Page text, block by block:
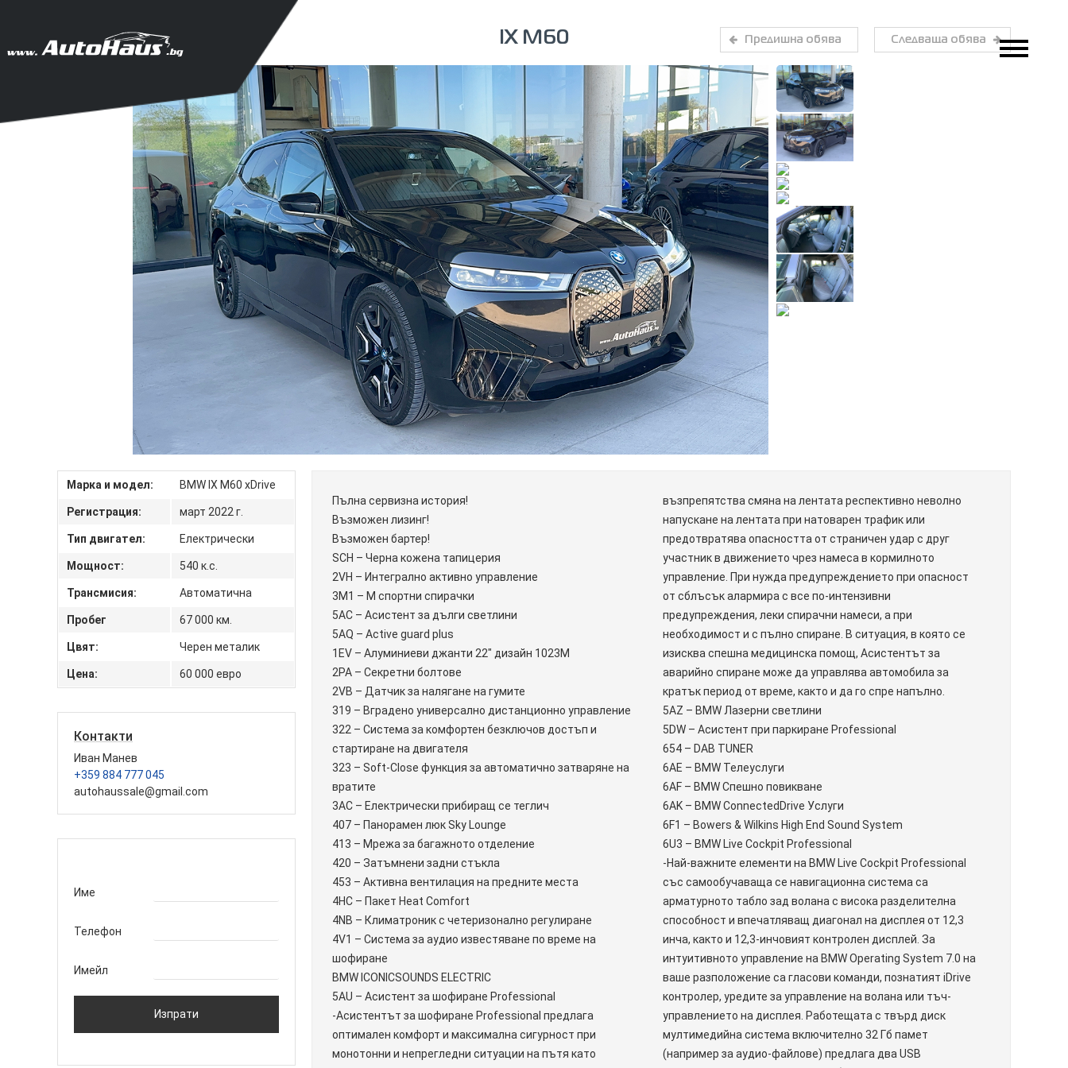
IX M60 Предишна обява Следваща обява
Марка и модел: BMW IX M60 xDrive
Регистрация: март 2022 г.
Тип двигател: Електрически
Мощност: 540 к.с.
Трансмисия: Автоматична
Пробег 67 000 км.
Цвят: Черен металик
Цена: 60 000 евро
Контакти
Иван Манев
+359 884 777 045
autohaussale@gmail.com
Име
Телефон
Имейл
Пълна сервизна история!
Възможен лизинг!
Възможен бартер!
SCH – Черна кожена тапицерия
2VH – Интегрално активно управление
3M1 – М спортни спирачки
5AC – Асистент за дълги светлини
5AQ – Active guard plus
1EV – Алуминиеви джанти 22″ дизайн 1023М
2PA – Секретни болтове
2VB – Датчик за налягане на гумите
319 – Вградено универсално дистанционно управление
322 – Система за комфортен безключов достъп и
стартиране на двигателя
323 – Soft-Close функция за автоматично затваряне на
вратите
3AC – Електрически прибиращ се теглич
407 – Панорамен люк Sky Lounge
413 – Мрежа за багажното отделение
420 – Затъмнени задни стъкла
453 – Активна вентилация на предните места
4HC – Пакет Heat Comfort
4NB – Климатроник с четеризонално регулиране
4V1 – Система за аудио известяване по време на
шофиране
BMW ICONICSOUNDS ELECTRIC
5AU – Асистент за шофиране Professional
-Асистентът за шофиране Professional предлага
оптимален комфорт и максимална сигурност при
монотонни и непрегледни ситуации на пътя като
възпрепятства смяна на лентата респективно неволно
напускане на лентата при натоварен трафик или
предотвратява опасността от страничен удар с друг
участник в движението чрез намеса в кормилното
управление. При нужда предупреждението при опасност
от сблъсък алармира с все по-интензивни
предупреждения, леки спирачни намеси, а при
необходимост и с пълно спиране. В ситуация, в която се
изисква спешна медицинска помощ, Асистентът за
аварийно спиране може да управлява автомобила за
кратък период от време, както и да го спре напълно.
5AZ – BMW Лазерни светлини
5DW – Асистент при паркиране Professional
654 – DAB TUNER
6AE – BMW Телеуслуги
6AF – BMW Спешно повикване
6AK – BMW ConnectedDrive Услуги
6F1 – Bowers & Wilkins High End Sound System
6U3 – BMW Live Cockpit Professional
-Най-важните елементи на BMW Live Cockpit Professional
със самообучаваща се навигационна система са
арматурното табло зад волана с висока разделителна
способност и впечатляващ диагонал на дисплея от 12,3
инча, както и 12,3-инчовият контролен дисплей. За
интуитивното управление на BMW Operating System 7.0 на
ваше разположение са гласови команди, познатият iDrive
контролер, уредите за управление на волана или тъч-
управлението на дисплея. Работещата с твърд диск
мултимедийна система включително 32 Гб памет
(например за аудио-файлове) предлага два USB